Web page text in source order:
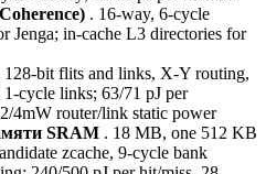
. 16-way, 6-cycle
Jenga; in-cache L3 directories for
128-bit flits and links, X-Y routing,
cycle links; 63/71 pJ per
4mW router/link static power
SRAM . 18 MB, one 512 KB
zcache, 9-cycle bank